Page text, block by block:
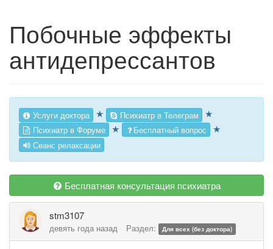
Побочные эффекты
антидепрессантов
Услуги доктора ★ Психиатр в Телеграм ★
Психиатр в Форуме ★ Бесплатный вопрос ★
Сеанс релаксации
Бесплатная консультация психиатра
stm3107
девять года назад Раздел: Для всех (без доктора)